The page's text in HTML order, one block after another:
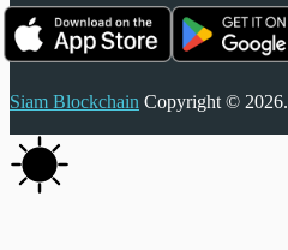
Siam Blockchain Copyright © 2026.